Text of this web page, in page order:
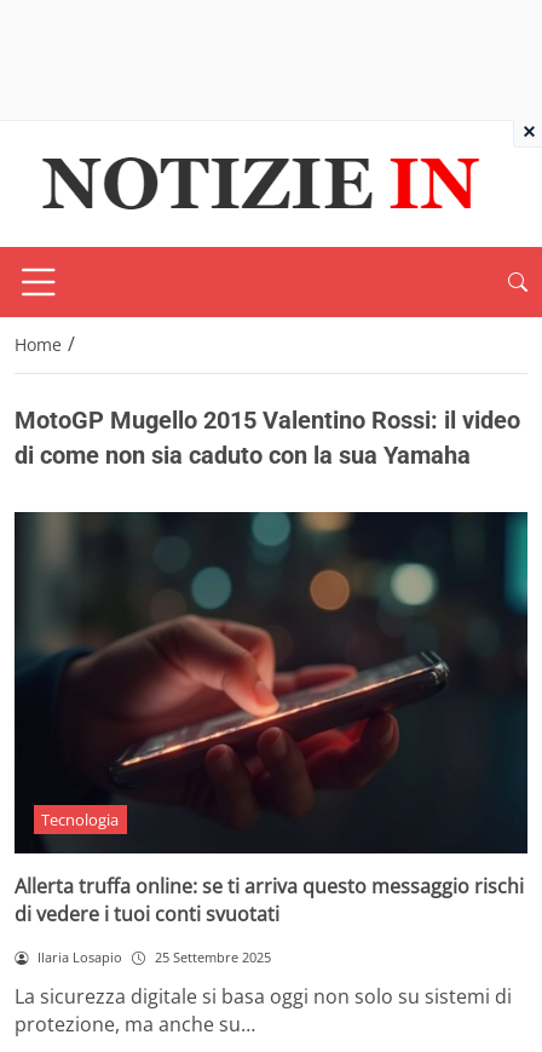
Home /
MotoGP Mugello 2015 Valentino Rossi: il video
di come non sia caduto con la sua Yamaha
Tecnologia
Allerta truffa online: se ti arriva questo messaggio rischi
di vedere i tuoi conti svuotati
Ilaria Losapio 25 Settembre 2025
La sicurezza digitale si basa oggi non solo su sistemi di
protezione, ma anche su…
×